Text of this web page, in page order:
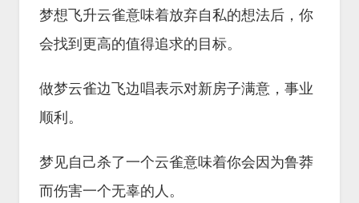
梦想飞升云雀意味着放弃自私的想法后，你
会找到更高的值得追求的目标。
做梦云雀边飞边唱表示对新房子满意，事业
顺利。
梦见自己杀了一个云雀意味着你会因为鲁莽
而伤害一个无辜的人。